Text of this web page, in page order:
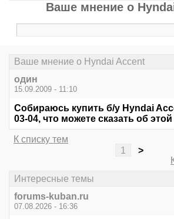
Ваше мнение о
Ваше мнение о Hyndai Accent
один
15.09.2009 - 11:10
Собираюсь купить б/у Hyndai
03-04, что можете сказать об
К списку тем
1
>
Интересные темы
forums-kuban.ru
07.08.2026 - 16:36